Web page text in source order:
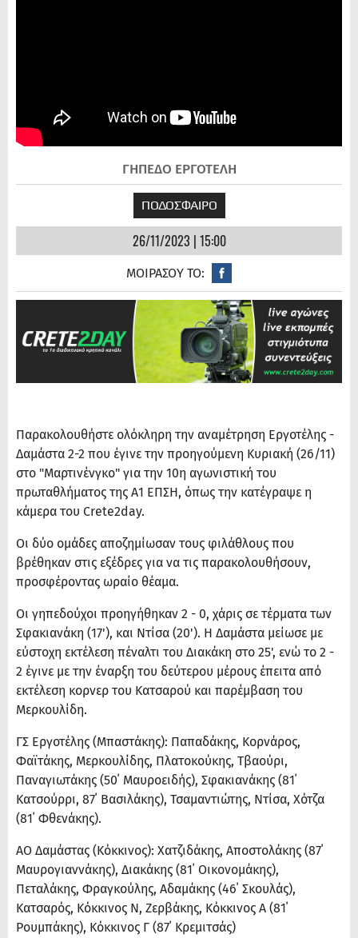
ΓΗΠΕΔΟ ΕΡΓΟΤΕΛΗ
ΠΟΔΟΣΦΑΙΡΟ
26/11/2023 | 15:00
ΜΟΙΡΑΣΟΥ ΤΟ:
Παρακολουθήστε ολόκληρη την αναμέτρηση Εργοτέλης -
Δαμάστα 2-2 που έγινε την προηγούμενη Κυριακή (26/11)
στο "Μαρτινένγκο" για την 10η αγωνιστική του
πρωταθλήματος της Α1 ΕΠΣΗ, όπως την κατέγραψε η
κάμερα του Crete2day.
Οι δύο ομάδες αποζημίωσαν τους φιλάθλους που
βρέθηκαν στις εξέδρες για να τις παρακολουθήσουν,
προσφέροντας ωραίο θέαμα.
Οι γηπεδούχοι προηγήθηκαν 2 - 0, χάρις σε τέρματα των
Σφακιανάκη (17'), και Ντίσα (20'). Η Δαμάστα μείωσε με
εύστοχη εκτέλεση πέναλτι του Διακάκη στο 25', ενώ το 2 -
2 έγινε με την έναρξη του δεύτερου μέρους έπειτα από
εκτέλεση κορνερ του Κατσαρού και παρέμβαση του
Μερκουλίδη.
ΓΣ Εργοτέλης (Μπαστάκης): Παπαδάκης, Κορνάρος,
Φαϊτάκης, Μερκουλίδης, Πλατοκούκης, Τβαούρι,
Παναγιωτάκης (50΄ Μαυροειδής), Σφακιανάκης (81΄
Κατσούρρι, 87΄ Βασιλάκης), Τσαμαντιώτης, Ντίσα, Χότζα
(81΄ Φθενάκης).
ΑΟ Δαμάστας (Κόκκινος): Χατζιδάκης, Αποστολάκης (87΄
Μαυρογιαννάκης), Διακάκης (81΄ Οικονομάκης),
Πεταλάκης, Φραγκούλης, Αδαμάκης (46΄ Σκουλάς),
Κατσαρός, Κόκκινος Ν, Ζερβάκης, Κόκκινος Α (81΄
Ρουμπάκης), Κόκκινος Γ (87΄ Κρεμιτσάς)